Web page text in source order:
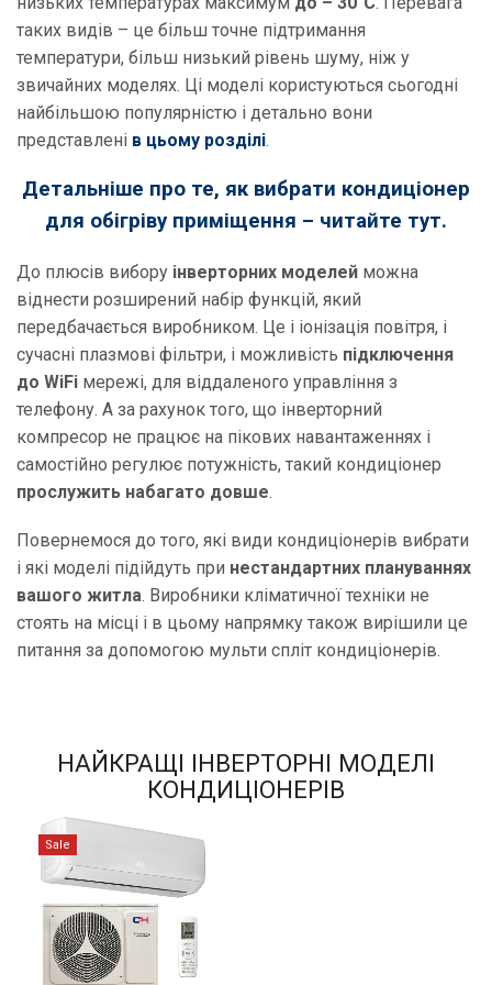
таких видів – це більш точне підтримання
температури, більш низький рівень шуму, ніж у
звичайних моделях. Ці моделі користуються сьогодні
найбільшою популярністю і детально вони
представлені в цьому розділі.
Детальніше про те, як вибрати кондиціонер
для обігріву приміщення – читайте тут.
До плюсів вибору інверторних моделей можна
віднести розширений набір функцій, який
передбачається виробником. Це і іонізація повітря, і
сучасні плазмові фільтри, і можливість підключення
до WiFi мережі, для віддаленого управління з
телефону. А за рахунок того, що інверторний
компресор не працює на пікових навантаженнях і
самостійно регулює потужність, такий кондиціонер
прослужить набагато довше.
Повернемося до того, які види кондиціонерів вибрати
і які моделі підійдуть при нестандартних плануваннях
вашого житла. Виробники кліматичної техніки не
стоять на місці і в цьому напрямку також вирішили це
питання за допомогою мульти спліт кондиціонерів.
НАЙКРАЩІ ІНВЕРТОРНІ МОДЕЛІ
КОНДИЦІОНЕРІВ
Sale